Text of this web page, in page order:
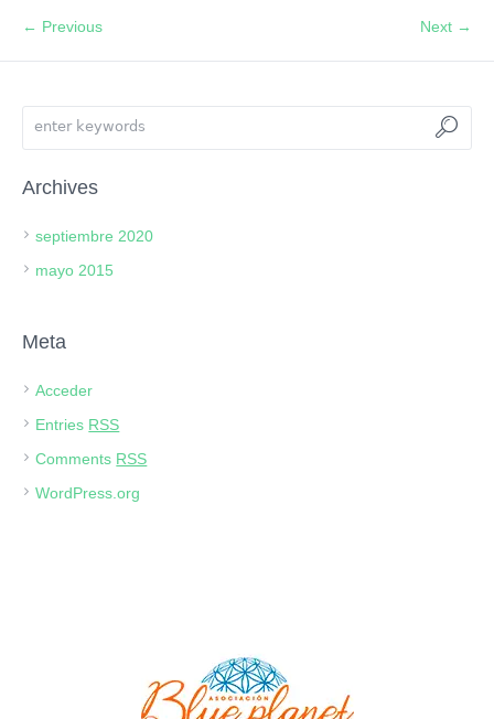
← Previous Next →
Archives
septiembre 2020
mayo 2015
Meta
Acceder
Entries RSS
Comments RSS
WordPress.org